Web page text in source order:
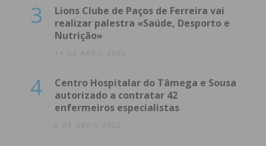
3
Lions Clube de Paços de Ferreira vai
realizar palestra «Saúde, Desporto e
Nutrição»
14 DE ABRIL 2022
4
Centro Hospitalar do Tâmega e Sousa
autorizado a contratar 42
enfermeiros especialistas
8 DE ABRIL 2022